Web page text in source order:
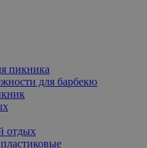
пикника
для барбекю
отдых